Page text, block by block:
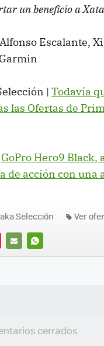
un beneficio a
Escalante,
| Todavía
las Ofertas de
GoPro Hero9 Black,
de acción con una
E-
WHATSAPP
Selección Ver
cerrados